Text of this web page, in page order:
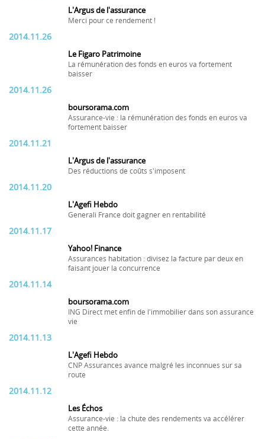
L'Argus de l'assurance
Merci pour ce rendement !
2014.11.26
Le Figaro Patrimoine
La rémunération des fonds en euros va fortement
baisser
2014.11.26
boursorama.com
Assurance-vie : la rémunération des fonds en euros va
fortement baisser
2014.11.21
L'Argus de l'assurance
Des réductions de coûts s'imposent
2014.11.20
L'Agefi Hebdo
Generali France doit gagner en rentabilité
2014.11.17
Yahoo! Finance
Assurances habitation : divisez la facture par deux en
faisant jouer la concurrence
2014.11.14
boursorama.com
ING Direct met enfin de l'immobilier dans son assurance
vie
2014.11.13
L'Agefi Hebdo
CNP Assurances avance malgré les inconnues sur sa
route
2014.11.12
Les Échos
Assurance-vie : la chute des rendements va accélérer
cette année.